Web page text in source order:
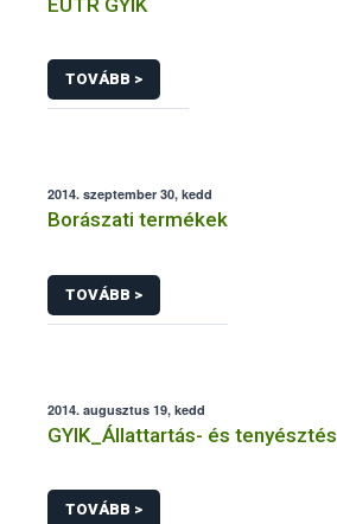
TOVÁBB >
2014. szeptember 30, kedd
Borászati termékek
TOVÁBB >
2014. augusztus 19, kedd
GYIK_Állattartás- és tenyésztés
TOVÁBB >